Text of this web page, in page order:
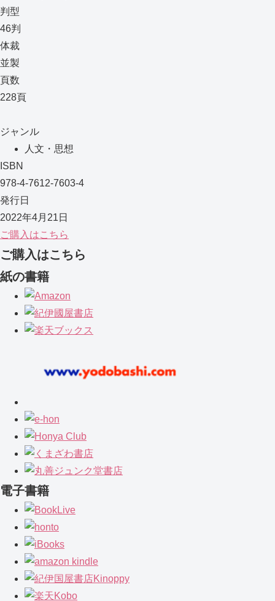
判型
46判
体裁
並製
頁数
228頁
ジャンル
人文・思想
ISBN
978-4-7612-7603-4
発行日
2022年4月21日
ご購入はこちら
ご購入はこちら
紙の書籍
電子書籍